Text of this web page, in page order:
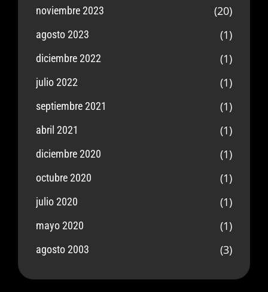
noviembre 2023 (20)
agosto 2023 (1)
diciembre 2022 (1)
julio 2022 (1)
septiembre 2021 (1)
abril 2021 (1)
diciembre 2020 (1)
octubre 2020 (1)
julio 2020 (1)
mayo 2020 (1)
agosto 2003 (3)